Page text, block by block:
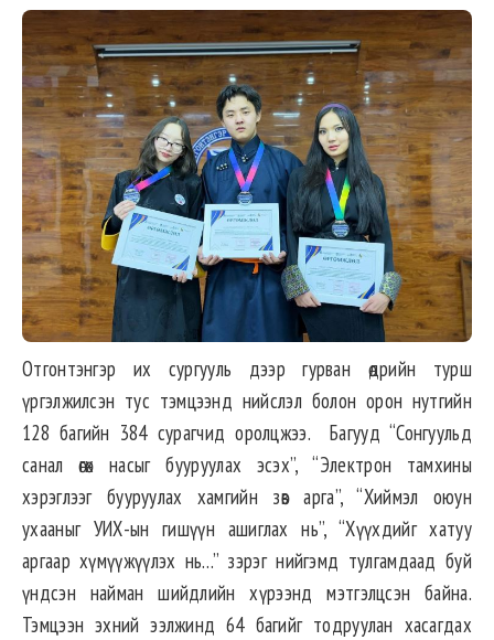
Отгонтэнгэр их сургууль дээр гурван өдрийн турш
үргэлжилсэн тус тэмцээнд нийслэл болон орон нутгийн
128 багийн 384 сурагчид оролцжээ. Багууд “Сонгуульд
санал өгөх насыг бууруулах эсэх”, “Электрон тамхины
хэрэглээг бууруулах хамгийн зөв арга”, “Хиймэл оюун
ухааныг УИХ-ын гишүүн ашиглах нь”, “Хүүхдийг хатуу
аргаар хүмүүжүүлэх нь…” зэрэг нийгэмд тулгамдаад буй
үндсэн найман шийдлийн хүрээнд мэтгэлцсэн байна.
Тэмцээн эхний ээлжинд 64 багийг тодруулан хасагдах